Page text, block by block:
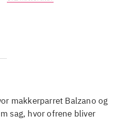
makkerparret Balzano og
sag, hvor ofrene bliver